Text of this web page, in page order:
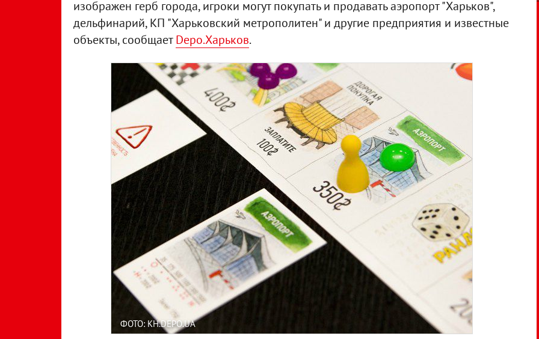
изображен герб города, игроки могут покупать и продавать аэропорт "Харьков",
дельфинарий, КП "Харьковский метрополитен" и другие предприятия и известные
объекты, сообщаетDepo.Харьков.
ФОТО: KH.DEPO.UA